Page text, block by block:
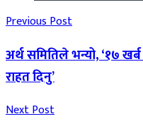
Previous Post
अर्थ समितिले भन्यो, ‘१७
राहत दिनु’
Next Post